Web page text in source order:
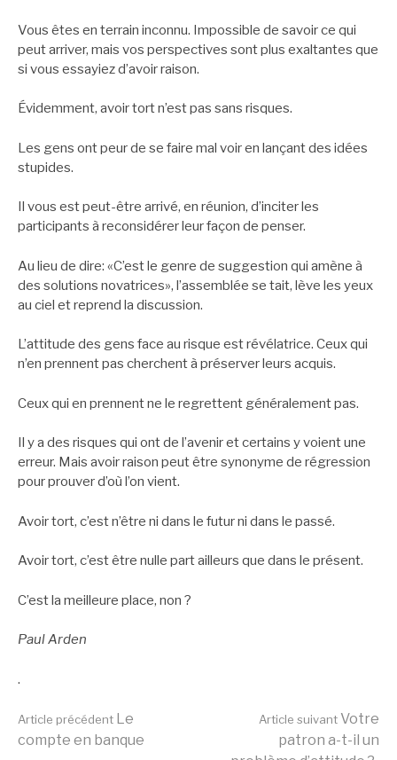
Vous êtes en terrain inconnu. Impossible de savoir ce qui
peut arriver, mais vos perspectives sont plus exaltantes que
si vous essayiez d’avoir raison.
Évidemment, avoir tort n’est pas sans risques.
Les gens ont peur de se faire mal voir en lançant des idées
stupides.
Il vous est peut-être arrivé, en réunion, d’inciter les
participants à reconsidérer leur façon de penser.
Au lieu de dire: «C’est le genre de suggestion qui amène à
des solutions novatrices», l’assemblée se tait, lève les yeux
au ciel et reprend la discussion.
L’attitude des gens face au risque est révélatrice. Ceux qui
n’en prennent pas cherchent à préserver leurs acquis.
Ceux qui en prennent ne le regrettent généralement pas.
Il y a des risques qui ont de l’avenir et certains y voient une
erreur. Mais avoir raison peut être synonyme de régression
pour prouver d’où l’on vient.
Avoir tort, c’est n’être ni dans le futur ni dans le passé.
Avoir tort, c’est être nulle part ailleurs que dans le présent.
C’est la meilleure place, non ?
Paul Arden
.
Lire
Article précédent Le
compte en banque
Article suivant Votre
patron a-t-il un